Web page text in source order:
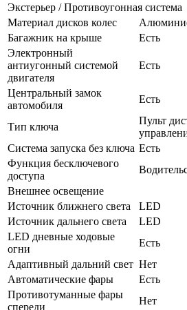
Экстерьер / Противоугонная система
Материал дисков колес
Багажник на крыше
Есть
Электронный
антиугонный системой
двигателя
Есть
Центральный замок
автомобиля
Есть
Тип ключа
Пульт
Система запуска без ключа Есть
Функция бесключевого
доступа
Внешнее освещение
Источник ближнего света
LED
Источник дальнего света
LED
LED дневные ходовые
огни
Есть
Адаптивный дальний свет Нет
Автоматические фары
Есть
Противотуманные фары
спереди
Нет